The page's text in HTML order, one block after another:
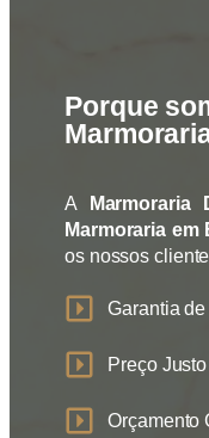
Porque
A Marmoraria
Marmoraria em
os nossos
Garantia
Preço Justo
Orçamento